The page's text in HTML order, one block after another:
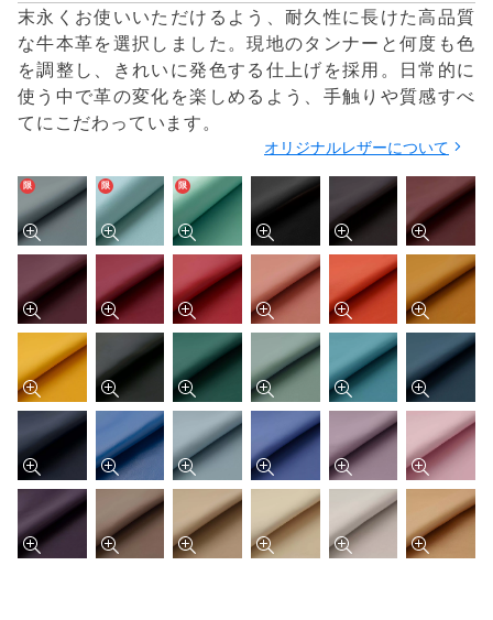
末永くお使いいただけるよう、耐久性に長けた高品質
な牛本革を選択しました。現地のタンナーと何度も色
を調整し、きれいに発色する仕上げを採用。日常的に
使う中で革の変化を楽しめるよう、手触りや質感すべ
てにこだわっています。
オリジナルレザーについて
限 限 限